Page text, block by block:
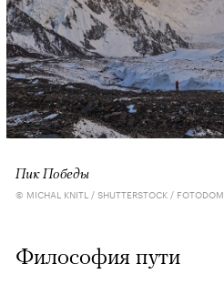
Пик Победы
© MICHAL KNITL / SHUTTERSTOCK / FOTODOM
Философия пути